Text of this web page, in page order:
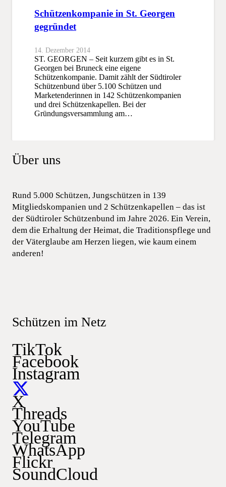
Schützenkompanie in St. Georgen
gegründet
14. Dezember 2014
ST. GEORGEN – Seit kurzem gibt es in St.
Georgen bei Bruneck eine eigene
Schützenkompanie. Damit zählt der Südtiroler
Schützenbund über 5.100 Schützen und
Marketenderinnen in 142 Schützenkompanien
und drei Schützenkapellen. Bei der
Gründungsversammlung am…
Über uns
Rund 5.000 Schützen, Jungschützen in 139
Mitgliedskompanien und 2 Schützenkapellen – das ist
der Südtiroler Schützenbund im Jahre 2026. Ein Verein,
dem die Erhaltung der Heimat, die Traditionspflege und
der Väterglaube am Herzen liegen, wie kaum einem
anderen!
Schützen im Netz
TikTok
Facebook
Instagram
X
Threads
YouTube
Telegram
WhatsApp
Flickr
SoundCloud